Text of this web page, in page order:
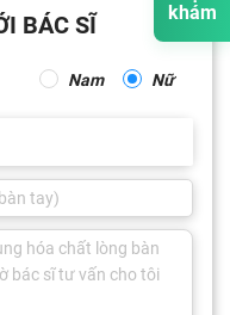
khám
BÁC SĨ
Nam Nữ